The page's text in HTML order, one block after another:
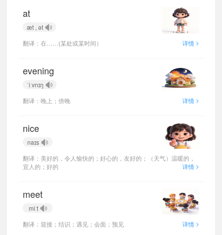
at
æt , ət
翻译：在……(某处或某时间）
详情 >
evening
ˈiːvnɪŋ
翻译：晚上；傍晚
详情 >
nice
naɪs
翻译：美好的，令人愉快的；好心的，友好的；（天气）温暖的，
宜人的；好的
详情 >
meet
miːt
翻译：迎接；结识；遇见；会面；预见
详情 >